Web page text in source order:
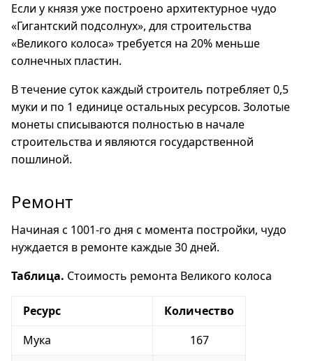
Если у князя уже построено архитектурное чудо
«Гигантский подсолнух», для строительства
«Великого колоса» требуется на 20% меньше
солнечных пластин.
В течение суток каждый строитель потребляет 0,5
муки и по 1 единице остальных ресурсов. Золотые
монеты списываются полностью в начале
строительства и являются государственной
пошлиной.
Ремонт
Начиная с 1001-го дня с момента постройки, чудо
нуждается в ремонте каждые 30 дней.
Таблица. Стоимость ремонта Великого колоса
Ресурс
Количество
Мука
167